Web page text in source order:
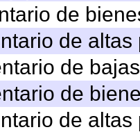
de
de
de
de
de